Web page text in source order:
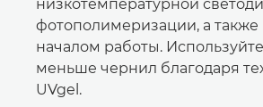
низкотемпературной
фотополимеризации, а
началом работы.
меньше чернил благодаря
UVgel.